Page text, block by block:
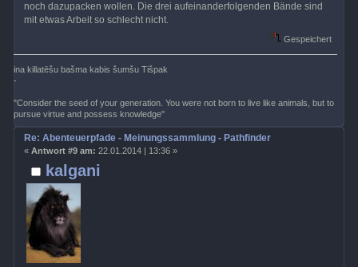
noch dazupacken wollen. Die drei aufeinanderfolgenden Bände sind
mit etwas Arbeit so schlecht nicht.
Gespeichert
ina killatēšu bašma kabis šumšu Tišpak
-
"Consider the seed of your generation. You were not born to live like animals, but to
pursue virtue and possess knowledge"
kalgani
Re: Abenteuerpfade - Meinungssammlung - Pathfinder
« Antwort #9 am: 22.01.2014 | 13:36 »